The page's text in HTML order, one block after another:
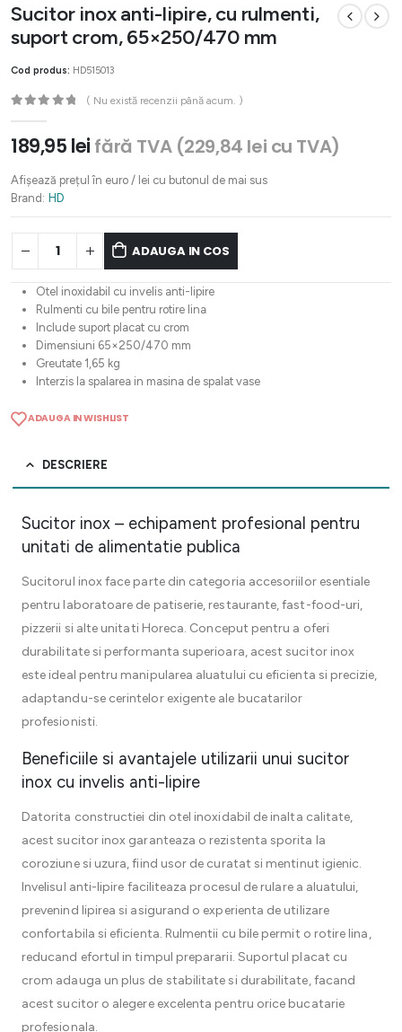
Sucitor inox anti-lipire, cu rulmenti,
suport crom, 65×250/470 mm
Cod produs: HD515013
( Nu există recenzii până acum. )
189,95 lei fără TVA (229,84 lei cu TVA)
Afișează prețul în euro / lei cu butonul de mai sus
Brand: HD
ADAUGA IN COS
Otel inoxidabil cu invelis anti-lipire
Rulmenti cu bile pentru rotire lina
Include suport placat cu crom
Dimensiuni 65×250/470 mm
Greutate 1,65 kg
Interzis la spalarea in masina de spalat vase
ADAUGA IN WISHLIST
DESCRIERE
Sucitor inox – echipament profesional pentru
unitati de alimentatie publica
Sucitorul inox face parte din categoria accesoriilor esentiale
pentru laboratoare de patiserie, restaurante, fast-food-uri,
pizzerii si alte unitati Horeca. Conceput pentru a oferi
durabilitate si performanta superioara, acest sucitor inox
este ideal pentru manipularea aluatului cu eficienta si precizie,
adaptandu-se cerintelor exigente ale bucatarilor
profesionisti.
Beneficiile si avantajele utilizarii unui sucitor
inox cu invelis anti-lipire
Datorita constructiei din otel inoxidabil de inalta calitate,
acest sucitor inox garanteaza o rezistenta sporita la
coroziune si uzura, fiind usor de curatat si mentinut igienic.
Invelisul anti-lipire faciliteaza procesul de rulare a aluatului,
prevenind lipirea si asigurand o experienta de utilizare
confortabila si eficienta. Rulmentii cu bile permit o rotire lina,
reducand efortul in timpul prepararii. Suportul placat cu
crom adauga un plus de stabilitate si durabilitate, facand
acest sucitor o alegere excelenta pentru orice bucatarie
profesionala.